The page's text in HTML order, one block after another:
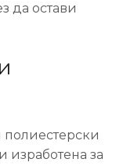
да остави
полиестерски
изработена за